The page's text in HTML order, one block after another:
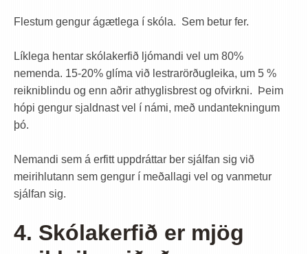
Flestum gengur ágætlega í skóla. Sem betur fer.
Líklega hentar skólakerfið ljómandi vel um 80%
nemenda. 15-20% glíma við lestrarörðugleika, um 5 %
reikniblindu og enn aðrir athyglisbrest og ofvirkni. Þeim
hópi gengur sjaldnast vel í námi, með undantekningum
þó.
Nemandi sem á erfitt uppdráttar ber sjálfan sig við
meirihlutann sem gengur í meðallagi vel og vanmetur
sjálfan sig.
4. Skólakerfið er mjög